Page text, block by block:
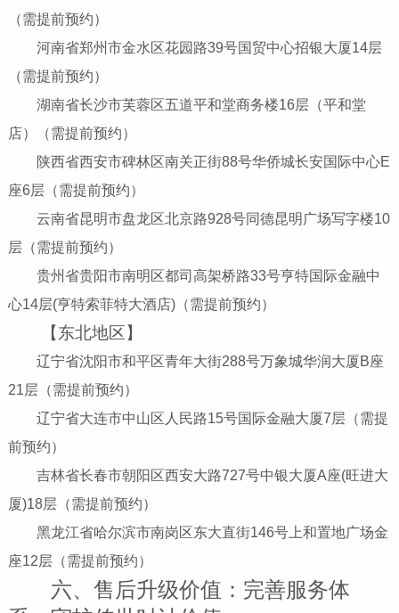
（需提前预约）
河南省郑州市金水区花园路39号国贸中心招银大厦14层
（需提前预约）
湖南省长沙市芙蓉区五道平和堂商务楼16层（平和堂
店）（需提前预约）
陕西省西安市碑林区南关正街88号华侨城长安国际中心E
座6层（需提前预约）
云南省昆明市盘龙区北京路928号同德昆明广场写字楼10
层（需提前预约）
贵州省贵阳市南明区都司高架桥路33号亨特国际金融中
心14层(亨特索菲特大酒店)（需提前预约）
【东北地区】
辽宁省沈阳市和平区青年大街288号万象城华润大厦B座
21层（需提前预约）
辽宁省大连市中山区人民路15号国际金融大厦7层（需提
前预约）
吉林省长春市朝阳区西安大路727号中银大厦A座(旺进大
厦)18层（需提前预约）
黑龙江省哈尔滨市南岗区东大直街146号上和置地广场金
座12层（需提前预约）
六、售后升级价值：完善服务体